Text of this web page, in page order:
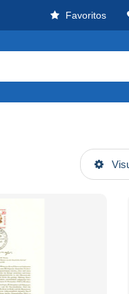
Favoritos